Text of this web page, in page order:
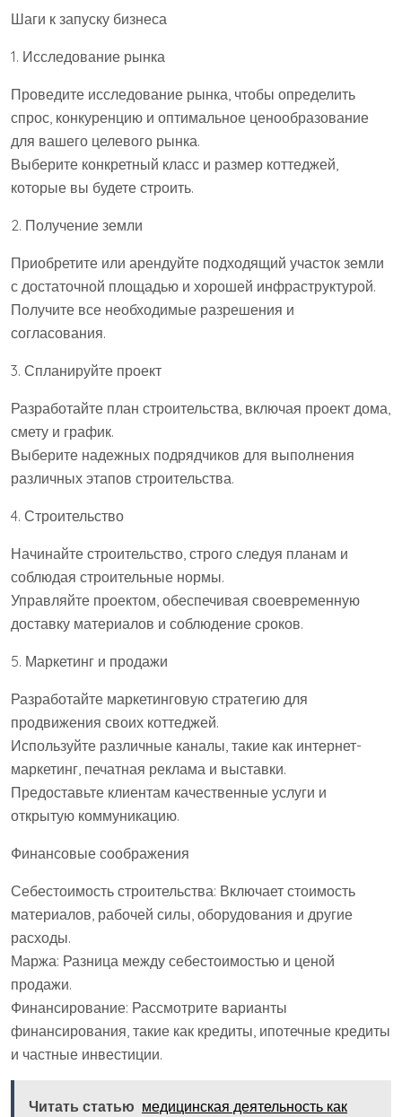
Шаги к запуску бизнеса
1. Исследование рынка
Проведите исследование рынка, чтобы определить
спрос, конкуренцию и оптимальное ценообразование
для вашего целевого рынка.
Выберите конкретный класс и размер коттеджей,
которые вы будете строить.
2. Получение земли
Приобретите или арендуйте подходящий участок земли
с достаточной площадью и хорошей инфраструктурой.
Получите все необходимые разрешения и
согласования.
3. Спланируйте проект
Разработайте план строительства, включая проект дома,
смету и график.
Выберите надежных подрядчиков для выполнения
различных этапов строительства.
4. Строительство
Начинайте строительство, строго следуя планам и
соблюдая строительные нормы.
Управляйте проектом, обеспечивая своевременную
доставку материалов и соблюдение сроков.
5. Маркетинг и продажи
Разработайте маркетинговую стратегию для
продвижения своих коттеджей.
Используйте различные каналы, такие как интернет-
маркетинг, печатная реклама и выставки.
Предоставьте клиентам качественные услуги и
открытую коммуникацию.
Финансовые соображения
Себестоимость строительства: Включает стоимость
материалов, рабочей силы, оборудования и другие
расходы.
Маржа: Разница между себестоимостью и ценой
продажи.
Финансирование: Рассмотрите варианты
финансирования, такие как кредиты, ипотечные кредиты
и частные инвестиции.
Читать статью медицинская деятельность как